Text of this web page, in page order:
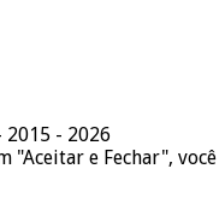
- 2026
e Fechar",